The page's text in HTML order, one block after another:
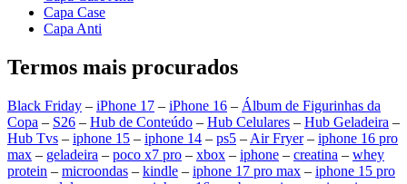
Capa Case
Capa Anti
Termos mais procurados
Black Friday – iPhone 17 – iPhone 16 – Álbum de Figurinhas da
Copa – S26 – Hub de Conteúdo – Hub Celulares – Hub Geladeira –
Hub Tvs – iphone 15 – iphone 14 – ps5 – Air Fryer– iphone 16 pro
max – geladeira – poco x7 pro – xbox – iphone – creatina – whey
protein – microondas – kindle – iphone 17 pro max – iphone 15 pro